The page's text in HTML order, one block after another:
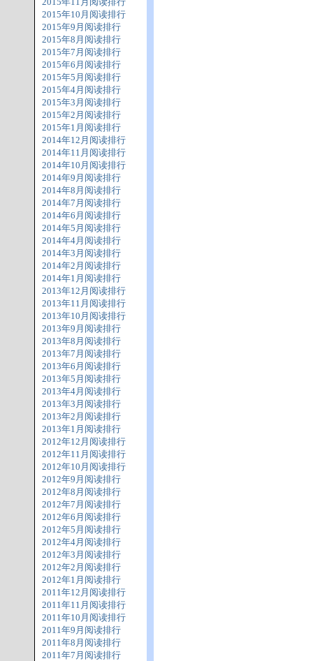
2015年10月阅读排行
2015年9月阅读排行
2015年8月阅读排行
2015年7月阅读排行
2015年6月阅读排行
2015年5月阅读排行
2015年4月阅读排行
2015年3月阅读排行
2015年2月阅读排行
2015年1月阅读排行
2014年12月阅读排行
2014年11月阅读排行
2014年10月阅读排行
2014年9月阅读排行
2014年8月阅读排行
2014年7月阅读排行
2014年6月阅读排行
2014年5月阅读排行
2014年4月阅读排行
2014年3月阅读排行
2014年2月阅读排行
2014年1月阅读排行
2013年12月阅读排行
2013年11月阅读排行
2013年10月阅读排行
2013年9月阅读排行
2013年8月阅读排行
2013年7月阅读排行
2013年6月阅读排行
2013年5月阅读排行
2013年4月阅读排行
2013年3月阅读排行
2013年2月阅读排行
2013年1月阅读排行
2012年12月阅读排行
2012年11月阅读排行
2012年10月阅读排行
2012年9月阅读排行
2012年8月阅读排行
2012年7月阅读排行
2012年6月阅读排行
2012年5月阅读排行
2012年4月阅读排行
2012年3月阅读排行
2012年2月阅读排行
2012年1月阅读排行
2011年12月阅读排行
2011年11月阅读排行
2011年10月阅读排行
2011年9月阅读排行
2011年8月阅读排行
2011年7月阅读排行